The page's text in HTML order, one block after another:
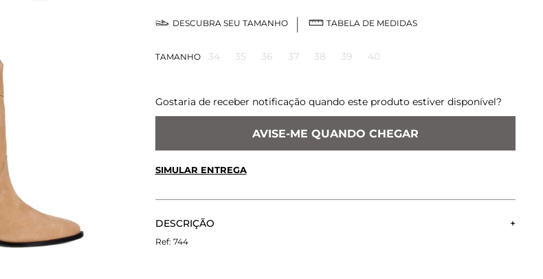
DESCUBRA SEU TAMANHO TABELA DE MEDIDAS
TAMANHO 34 35 36 37 38 39 40
Gostaria de receber notificação quando este produto estiver disponível?
AVISE-ME QUANDO CHEGAR
SIMULAR ENTREGA
DESCRIÇÃO
A Bota Stars é confeccionada em camurça. Modelagem em bico fino e
744